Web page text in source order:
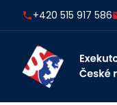
+420 515 917 586